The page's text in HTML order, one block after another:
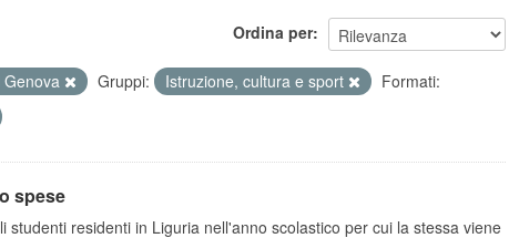
Ordina per
Gruppi: Istruzione, cultura e sport
Formati:
spese
studenti residenti in Liguria nell'anno scolastico per cui la stessa viene